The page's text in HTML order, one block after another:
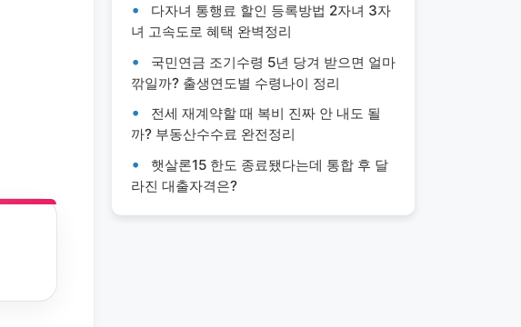
다자녀 통행료 할인 등록방법 2자녀 3자
녀 고속도로 혜택 완벽정리
국민연금 조기수령 5년 당겨 받으면 얼마
깎일까? 출생연도별 수령나이 정리
전세 재계약할 때 복비 진짜 안 내도 될
까? 부동산수수료 완전정리
햇살론15 한도 종료됐다는데 통합 후 달
라진 대출자격은?